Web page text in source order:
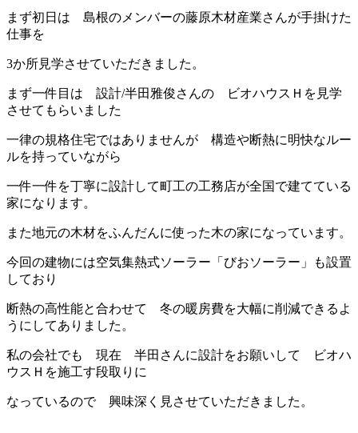
まず初日は 島根のメンバーの藤原木材産業さんが手掛けた
仕事を
3か所見学させていただきました。
まず一件目は 設計/半田雅俊さんの ビオハウスＨを見学
させてもらいました
一律の規格住宅ではありませんが 構造や断熱に明快なルー
ルを持っていながら
一件一件を丁寧に設計して町工の工務店が全国で建てている
家になります。
また地元の木材をふんだんに使った木の家になっています。
今回の建物には空気集熱式ソーラー「びおソーラー」も設置
しており
断熱の高性能と合わせて 冬の暖房費を大幅に削減できるよ
うにしてありました。
私の会社でも 現在 半田さんに設計をお願いして ビオハ
ウスＨを施工す段取りに
なっているので 興味深く見させていただきました。